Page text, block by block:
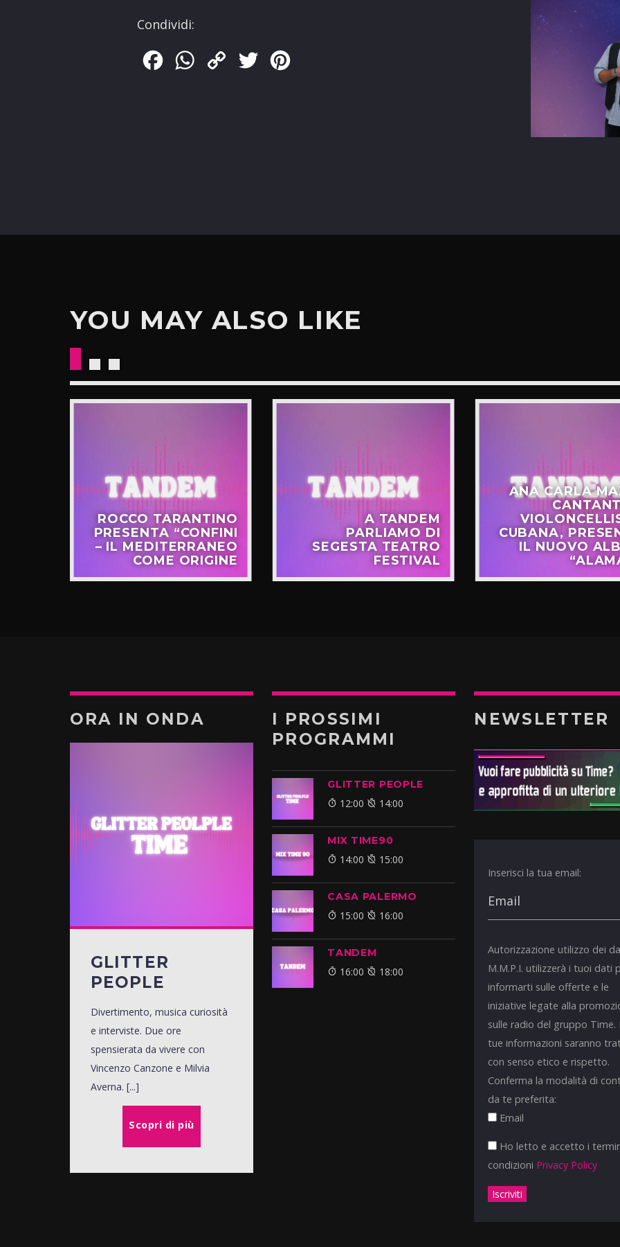
Condividi:
FacebookWhatsApp
Copy
Twitter
YOU MAY ALSO LIKE
ROCCO TARANTINO
PRESENTA “CONFINI
– IL MEDITERRANEO
COME ORIGINE
A TANDEM
PARLIAMO DI
SEGESTA TEATRO
FESTIVAL
ANA CARLA
CUBANA,
IL NUOVO
ORA IN ONDA
GLITTER
PEOPLE
Divertimento, musica curiosità
e interviste. Due ore
spensierata da vivere con
Vincenzo Canzone e Milvia
Averna. [...]
Scopri di più
I PROSSIMI
PROGRAMMI
GLITTER PEOPLE
12:00 14:00
MIX TIME90
14:00 15:00
CASA PALERMO
15:00 16:00
TANDEM
16:00 18:00
NEWSLETTER
Inserisci la tua email:
Autorizzazione utilizzo dei
M.M.P.I. utilizzerà i tuoi dati
informarti sulle offerte e le
iniziative legate alla
sulle radio del gruppo Time.
tue informazioni saranno
con senso etico e rispetto.
Conferma la modalità di
da te preferita:
Email
Ho letto e accetto i
condizioni Privacy Policy